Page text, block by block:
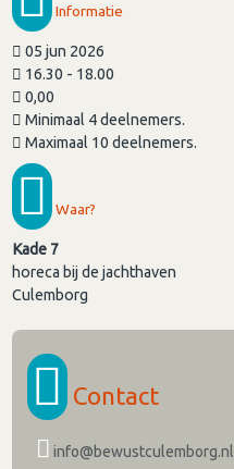
Informatie
05 jun 2026
16.30 - 18.00
0,00
Minimaal 4 deelnemers.
Maximaal 10 deelnemers.
Waar?
Kade 7
horeca bij de jachthaven
Culemborg
Contact
info@bewustculemborg.nl